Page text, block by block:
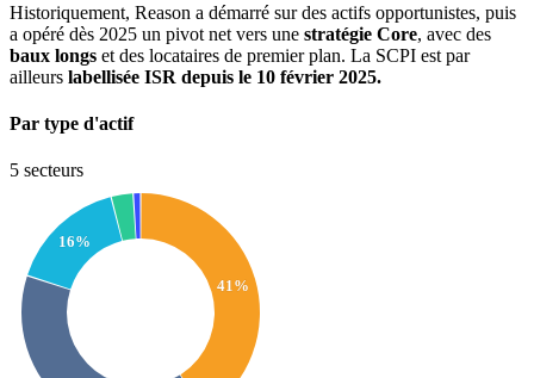
Historiquement, Reason a démarré sur des actifs opportunistes, puis
a opéré dès 2025 un pivot net vers une stratégie Core, avec des
baux longs et des locataires de premier plan. La SCPI est par
ailleurs labellisée ISR depuis le 10 février 2025.
Par type d'actif
5 secteurs
41%
16%